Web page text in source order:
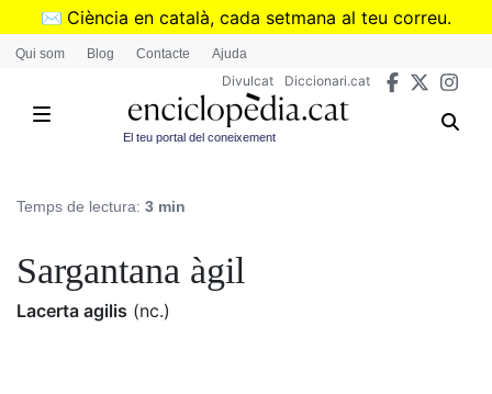
Vés
✉️ Ciència en català, cada setmana al teu correu.
➜Subscriu-te al butlletí de Divulcat
Qui som Blog Contacte Ajuda
Divulcat Diccionari.cat
El teu portal del coneixement
Temps de lectura: 3 min
Sargantana àgil
Lacerta agilis (nc.)